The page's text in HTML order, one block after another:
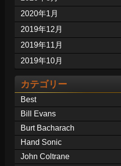
2020年1月
2019年12月
2019年11月
2019年10月
カテゴリー
Best
Bill Evans
Burt Bacharach
Hand Sonic
John Coltrane